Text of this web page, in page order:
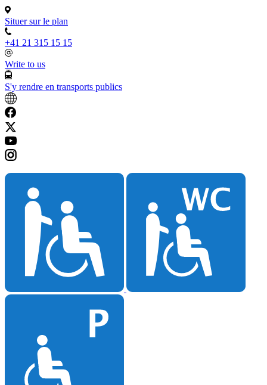
Situer sur le plan
+41 21 315 15 15
Write to us
S'y rendre en transports publics